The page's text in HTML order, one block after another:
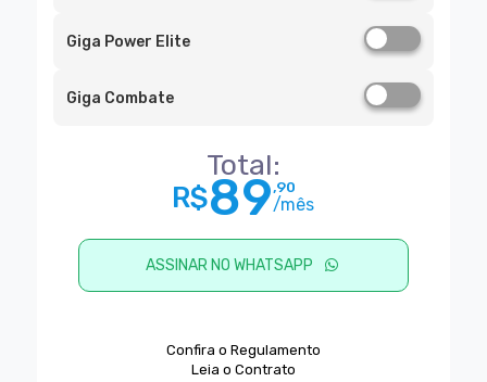
Giga Power Elite
Giga Combate
Total:
R$89,90
/mês
ASSINAR NO WHATSAPP
Confira o Regulamento
Leia o Contrato